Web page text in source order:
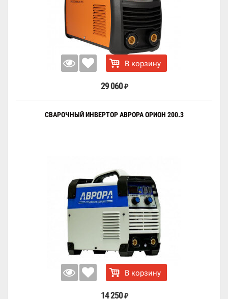
В корзину
29 060 ₽
СВАРОЧНЫЙ ИНВЕРТОР АВРОРА ОРИОН 200.3
В корзину
14 250 ₽